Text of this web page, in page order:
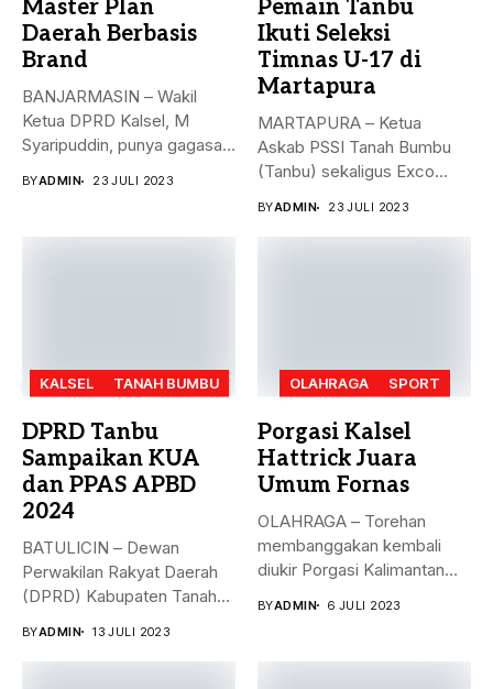
Master Plan
Daerah Berbasis
Brand
BANJARMASIN – Wakil
Ketua DPRD Kalsel, M
Syaripuddin, punya gagasan
BYADMIN 23 JULI 2023
Pemain Tanbu
Ikuti Seleksi
Timnas U-17 di
Martapura
MARTAPURA – Ketua
Askab PSSI Tanah Bumbu
(Tanbu) sekaligus Exco
BYADMIN 23 JULI 2023
KALSEL TANAH BUMBU
DPRD Tanbu
Sampaikan KUA
dan PPAS APBD
2024
BATULICIN – Dewan
Perwakilan Rakyat Daerah
(DPRD) Kabupaten Tanah
BYADMIN 13 JULI 2023
OLAHRAGA SPORT
Porgasi Kalsel
Hattrick Juara
Umum Fornas
OLAHRAGA – Torehan
membanggakan kembali
diukir Porgasi Kalimantan
BYADMIN 6 JULI 2023